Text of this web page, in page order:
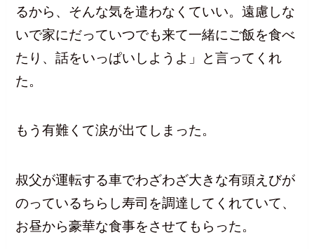
るから、そんな気を遣わなくていい。遠慮しな
いで家にだっていつでも来て一緒にご飯を食べ
たり、話をいっぱいしようよ」と言ってくれ
た。
もう有難くて涙が出てしまった。
叔父が運転する車でわざわざ大きな有頭えびが
のっているちらし寿司を調達してくれていて、
お昼から豪華な食事をさせてもらった。